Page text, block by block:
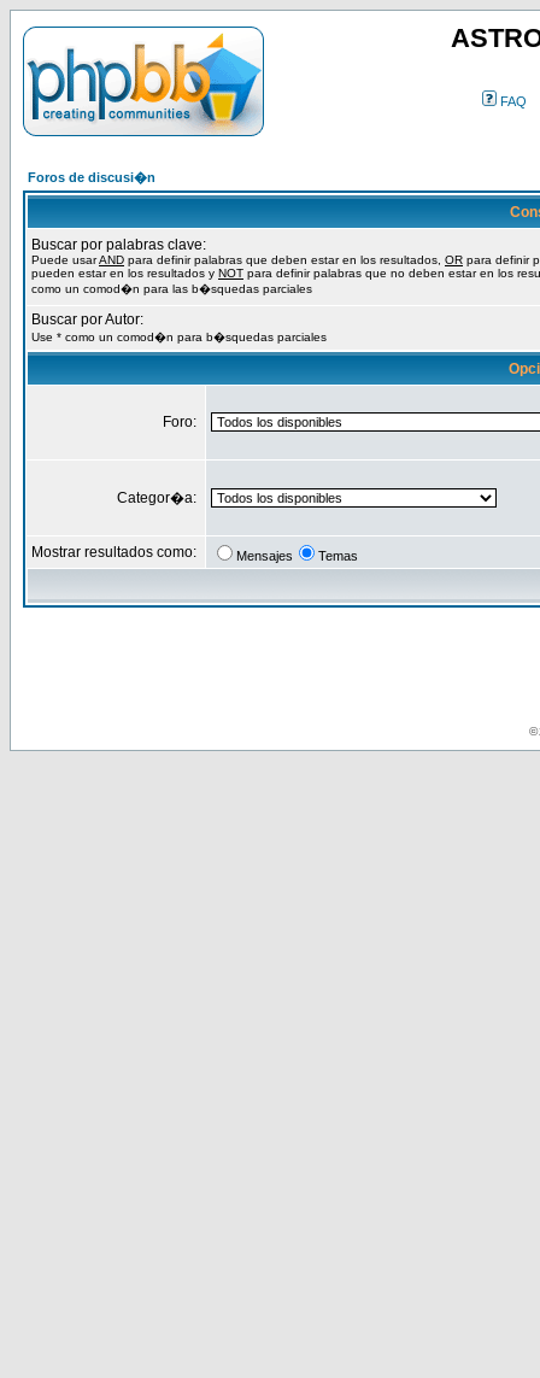
FAQ
Foros de discusi�n
Buscar por palabras clave:
Puede usarAND para definir palabras que deben estar en los resultados, OR para definir
pueden estar en los resultados y NOT para definir palabras que no deben estar en los
como un comod�n para las b�squedas parciales
Buscar por Autor:
Use * como un comod�n para b�squedas parciales
Foro:
Categor�a:
Mostrar resultados como: Mensajes Temas
©